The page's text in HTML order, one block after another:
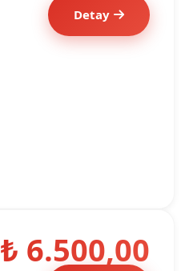
Detay
₺ 6.500,00